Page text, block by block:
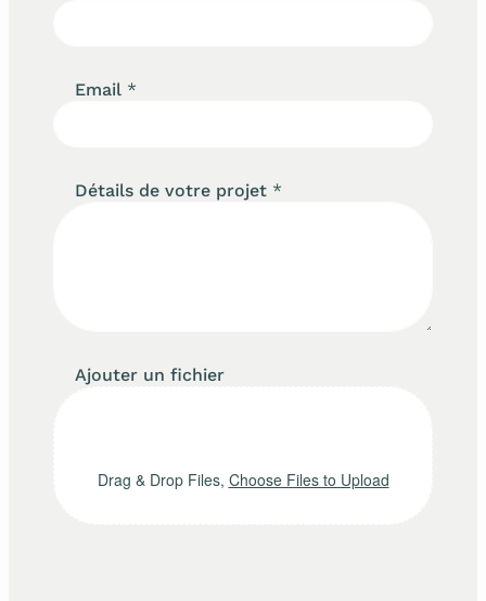
Email *
Détails de votre projet *
Ajouter un fichier
Drag & Drop Files, Choose Files to Upload